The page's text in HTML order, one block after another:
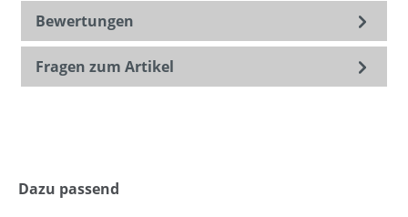
Bewertungen
Fragen zum Artikel
Dazu passend